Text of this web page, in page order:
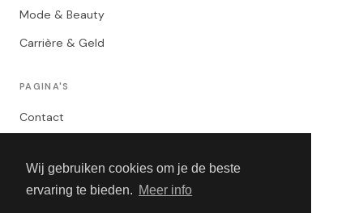
Wij gebruiken cookies om je de beste
ervaring te bieden. Meer info
Mode & Beauty
Carrière & Geld
PAGINA'S
Contact
Algemene Voorwaarden
Adverteren